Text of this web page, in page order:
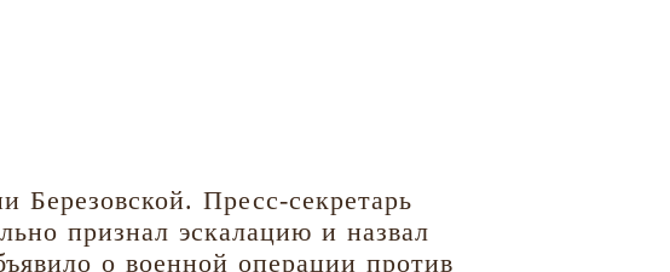
Березовской. Пресс-секретарь
признал эскалацию и назвал
о военной операции против